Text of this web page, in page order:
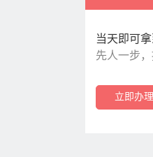
当天即可
先人一步
立即办理